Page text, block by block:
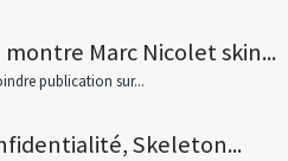
Marc Nicolet skin...
publication sur...
Skeleton...